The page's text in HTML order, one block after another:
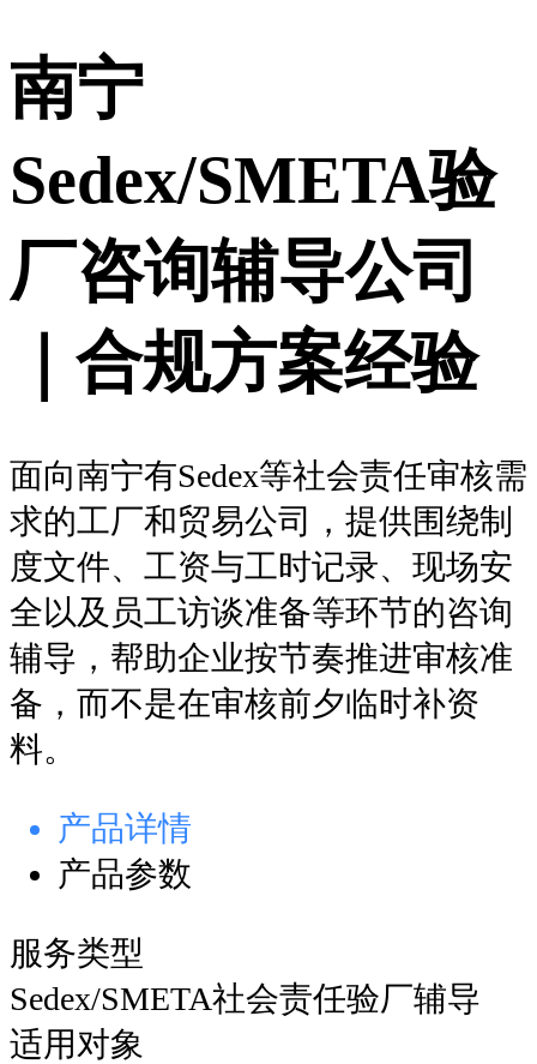
南宁
Sedex/SMETA验
厂咨询辅导公司
｜合规方案经验
面向南宁有Sedex等社会责任审核需
求的工厂和贸易公司，提供围绕制
度文件、工资与工时记录、现场安
全以及员工访谈准备等环节的咨询
辅导，帮助企业按节奏推进审核准
备，而不是在审核前夕临时补资
料。
产品详情
产品参数
服务类型
Sedex/SMETA社会责任验厂辅导
适用对象